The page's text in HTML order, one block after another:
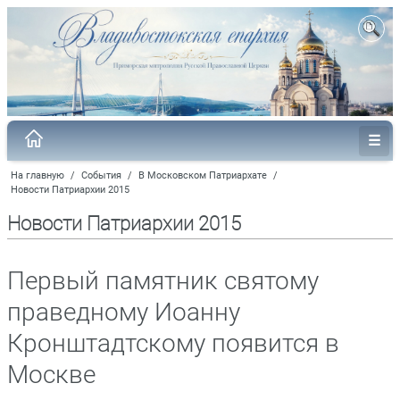
На главную / События / В Московском Патриархате /
Новости Патриархии 2015
Новости Патриархии 2015
Первый памятник святому
праведному Иоанну
Кронштадтскому появится в
Москве